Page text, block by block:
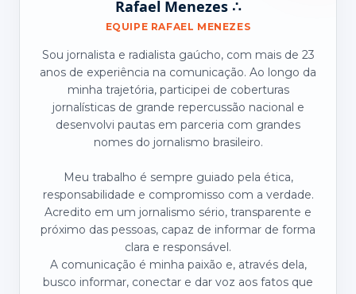
Rafael Menezes ∴
EQUIPE RAFAEL MENEZES
Sou jornalista e radialista gaúcho, com mais de 23
anos de experiência na comunicação. Ao longo da
minha trajetória, participei de coberturas
jornalísticas de grande repercussão nacional e
desenvolvi pautas em parceria com grandes
nomes do jornalismo brasileiro.
Meu trabalho é sempre guiado pela ética,
responsabilidade e compromisso com a verdade.
Acredito em um jornalismo sério, transparente e
próximo das pessoas, capaz de informar de forma
clara e responsável.
A comunicação é minha paixão e, através dela,
busco informar, conectar e dar voz aos fatos que